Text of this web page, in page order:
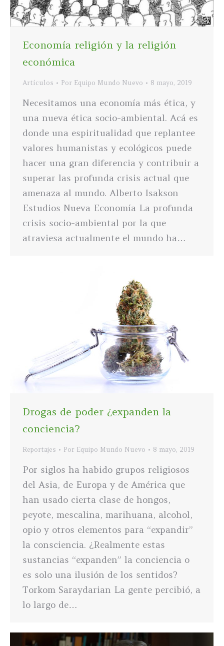
Economía religión y la religión
económica
Artículos Por Equipo Mundo Nuevo 8 mayo, 2019
Necesitamos una economía más ética, y
una nueva ética socio-ambiental. Acá es
donde una espiritualidad que replantee
valores humanistas y ecológicos puede
hacer una gran diferencia y contribuir a
superar las profunda crisis actual que
amenaza al mundo. Alberto Isakson
Estudios Nueva Economía La profunda
crisis socio-ambiental por la que
atraviesa actualmente el mundo ha…
Drogas de poder ¿expanden la
conciencia?
Reportajes Por Equipo Mundo Nuevo 8 mayo, 2019
Por siglos ha habido grupos religiosos
del Asia, de Europa y de América que
han usado cierta clase de hongos,
peyote, mescalina, marihuana, alcohol,
opio y otros elementos para “expandir”
la consciencia. ¿Realmente estas
sustancias “expanden” la conciencia o
es solo una ilusión de los sentidos?
Torkom Saraydarian La gente percibió, a
lo largo de…